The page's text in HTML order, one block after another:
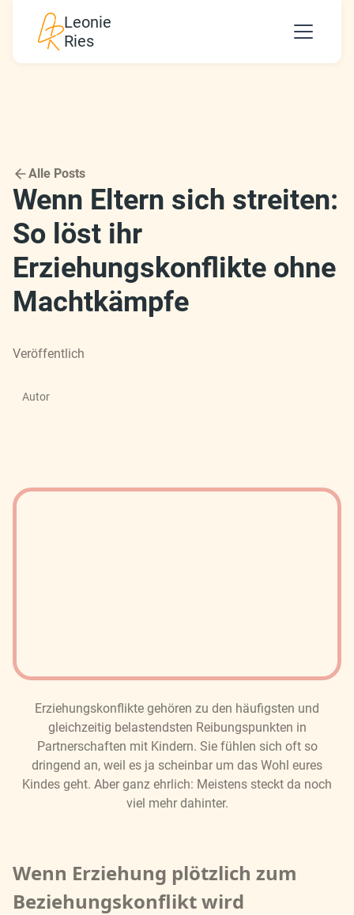
Leonie
Ries
Alle Posts
Wenn Eltern sich streiten:
So löst ihr
Erziehungskonflikte ohne
Machtkämpfe
Veröffentlich
Autor
Erziehungskonflikte gehören zu den häufigsten und
gleichzeitig belastendsten Reibungspunkten in
Partnerschaften mit Kindern. Sie fühlen sich oft so
dringend an, weil es ja scheinbar um das Wohl eures
Kindes geht. Aber ganz ehrlich: Meistens steckt da noch
viel mehr dahinter.
Wenn Erziehung plötzlich zum
Beziehungskonflikt wird